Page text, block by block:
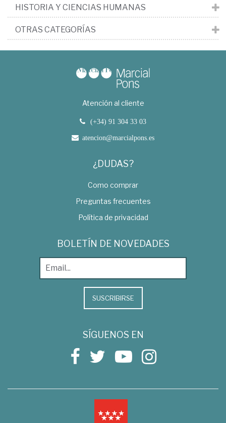
HISTORIA Y CIENCIAS HUMANAS
OTRAS CATEGORÍAS
Atención al cliente
(+34) 91 304 33 03
atencion@marcialpons.es
¿DUDAS?
Como comprar
Preguntas frecuentes
Política de privacidad
BOLETÍN DE NOVEDADES
SUSCRIBIRSE
SÍGUENOS EN